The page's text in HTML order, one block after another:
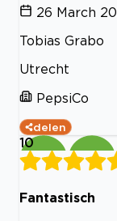
26 March
Tobias Grabo
Utrecht
PepsiCo
delen
10
Fantastisch